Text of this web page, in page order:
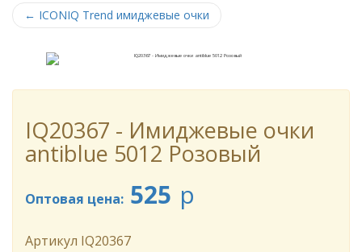
← ICONIQ Trend имиджевые очки
IQ20367 - Имиджевые очки
antiblue 5012 Розовый
Оптовая цена: 525 p
Артикул IQ20367